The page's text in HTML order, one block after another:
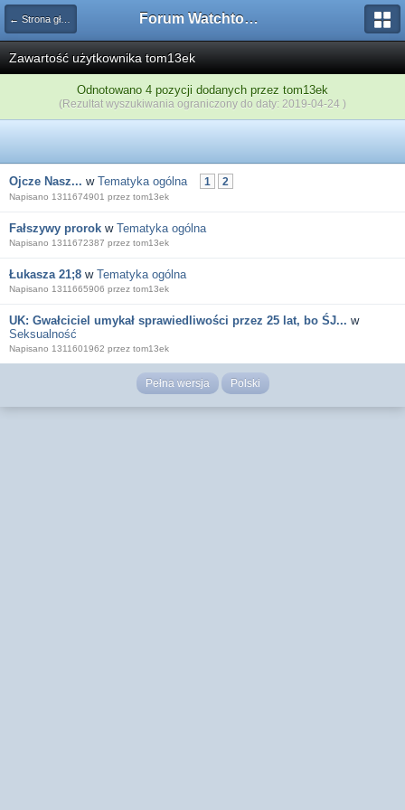
← Strona główna Forum Watchtower
Zawartość użytkownika tom13ek
Odnotowano 4 pozycji dodanych przez tom13ek
(Rezultat wyszukiwania ograniczony do daty: 2019-04-24 )
Ojcze Nasz... w Tematyka ogólna 1 2
Napisano 1311674901 przez tom13ek
Fałszywy prorok w Tematyka ogólna
Napisano 1311672387 przez tom13ek
Łukasza 21;8 w Tematyka ogólna
Napisano 1311665906 przez tom13ek
UK: Gwałciciel umykał sprawiedliwości przez 25 lat, bo ŚJ... w
Seksualność
Napisano 1311601962 przez tom13ek
Pełna wersja Polski